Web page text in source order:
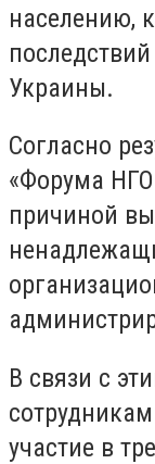
населению,
Украины.
Согласно
«Форума
причиной
В связи с
участие в